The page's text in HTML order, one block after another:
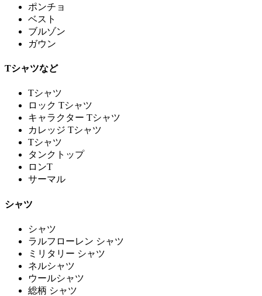
ポンチョ
ベスト
ブルゾン
ガウン
Tシャツなど
Tシャツ
ロック Tシャツ
キャラクター Tシャツ
カレッジ Tシャツ
Tシャツ
タンクトップ
ロンT
サーマル
シャツ
シャツ
ラルフローレン シャツ
ミリタリー シャツ
ネルシャツ
ウールシャツ
総柄 シャツ